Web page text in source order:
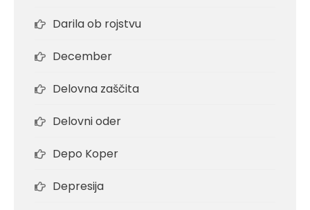
Darila ob rojstvu
December
Delovna zaščita
Delovni oder
Depo Koper
Depresija